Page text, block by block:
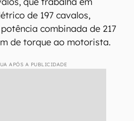
de 197 cavalos,
combinada de 217
de torque ao motorista.
APÓS A PUBLICIDADE